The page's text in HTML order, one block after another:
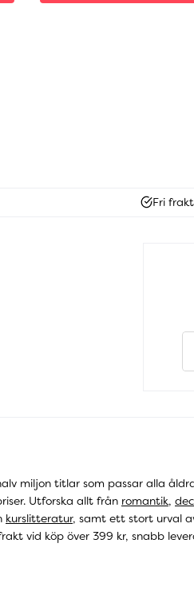
Fri
miljon titlar som passar alla
Utforska allt från romantik,
kurslitteratur, samt ett stort urval
vid köp över 399 kr, snabb